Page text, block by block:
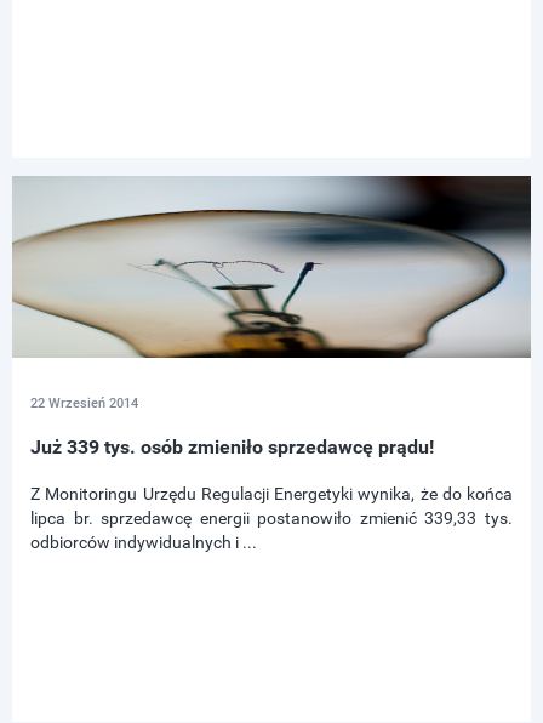
22 Wrzesień 2014
Już 339 tys. osób zmieniło sprzedawcę prądu!
Z Monitoringu Urzędu Regulacji Energetyki wynika, że do końca
lipca br. sprzedawcę energii postanowiło zmienić 339,33 tys.
odbiorców indywidualnych i ...